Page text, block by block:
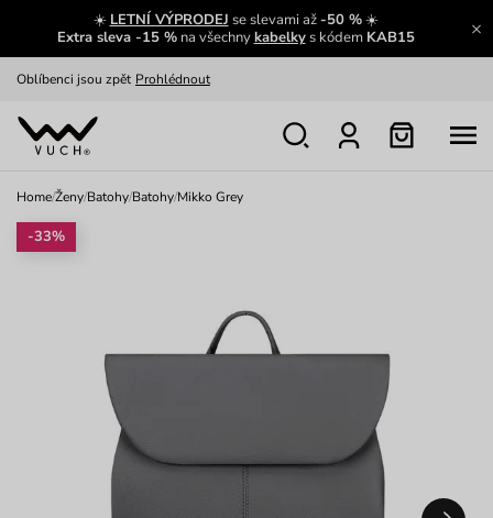
☀️ LETNÍ VÝPRODEJ se slevami až -50 %☀️
Extra sleva -15 %na všechnykabelkys kódem KAB15
Oblíbenci jsou zpět Prohlédnout
Nech se inspirovat Ukázat
Home/Ženy/Batohy/Batohy/Mikko Grey
-33%